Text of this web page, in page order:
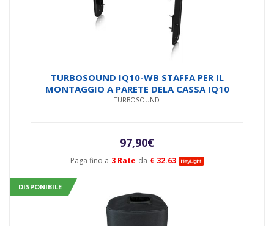
Paga fino a 3 Rate da € 32.63
TURBOSOUND IQ10-WB STAFFA PER IL
MONTAGGIO A PARETE DELA CASSA IQ10
TURBOSOUND
97,90€
DISPONIBILE